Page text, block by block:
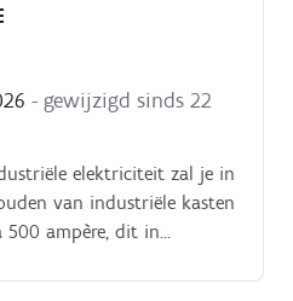
en installeren van nieuwe
installeren,
aansluiten, etc
- gewijzigd sinds 22
elektriciteit zal je in
van industriële kasten
500 ampère, dit in